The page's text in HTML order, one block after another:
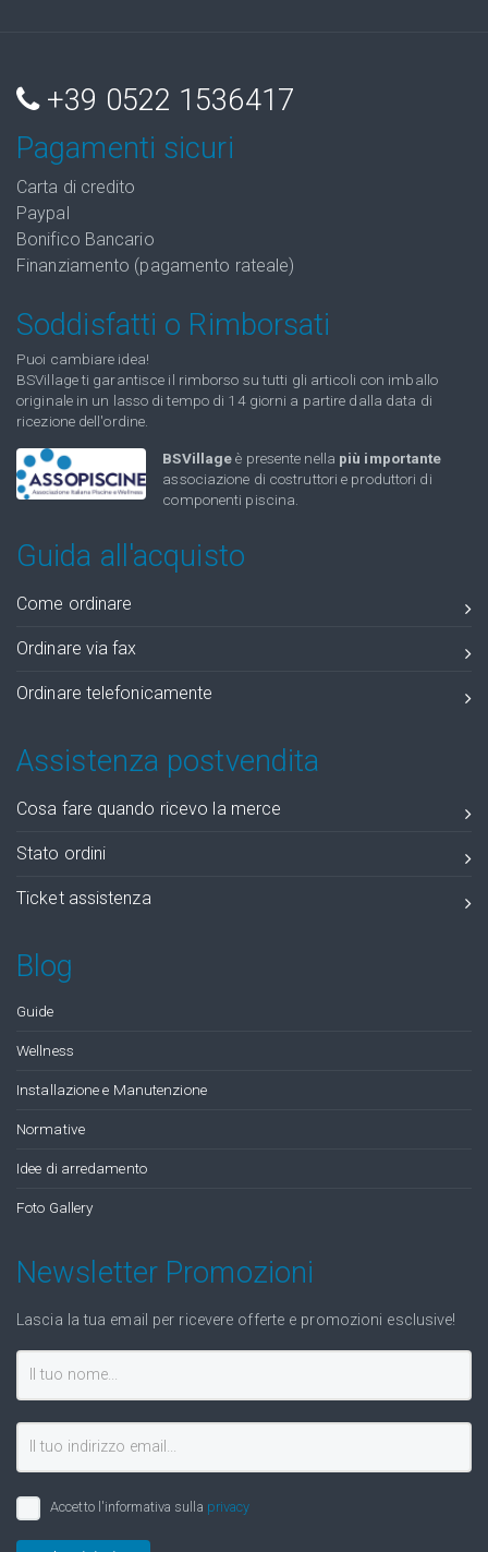
+39 0522 1536417
Pagamenti sicuri
Carta di credito
Paypal
Bonifico Bancario
Finanziamento (pagamento rateale)
Soddisfatti o Rimborsati
Puoi cambiare idea!
BSVillage ti garantisce il rimborso su tutti gli articoli con imballo
originale in un lasso di tempo di 14 giorni a partire dalla data di
ricezione dell'ordine.
BSVillageè presente nella più importante
associazione di costruttori e produttori di
componenti piscina.
Guida all'acquisto
Come ordinare
Ordinare via fax
Ordinare telefonicamente
Assistenza postvendita
Cosa fare quando ricevo la merce
Stato ordini
Ticket assistenza
Blog
Guide
Wellness
Installazione e Manutenzione
Normative
Idee di arredamento
Foto Gallery
Newsletter Promozioni
Lascia la tua email per ricevere offerte e promozioni esclusive!
Accetto l'informativa sulla privacy